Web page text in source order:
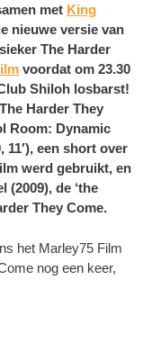
met King
nieuwe versie van
The Harder
voordat om 23.30
Shiloh losbarst!
Harder They
Room: Dynamic
een short over
werd gebruikt, en
(2009), de ‘the
They Come.
het Marley75 Film
nog een keer,